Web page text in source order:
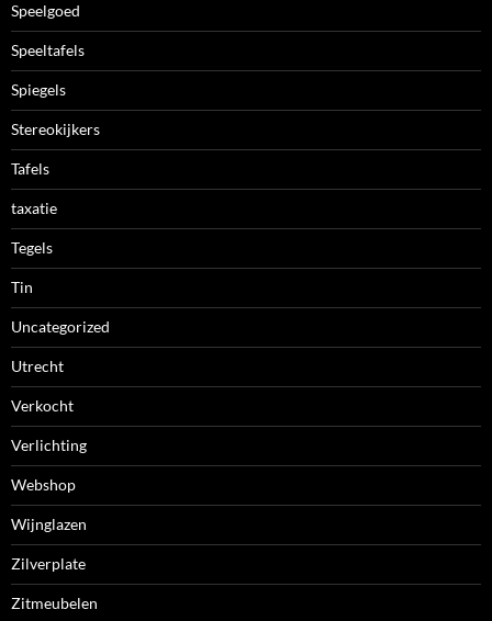
Speelgoed
Speeltafels
Spiegels
Stereokijkers
Tafels
taxatie
Tegels
Tin
Uncategorized
Utrecht
Verkocht
Verlichting
Webshop
Wijnglazen
Zilverplate
Zitmeubelen